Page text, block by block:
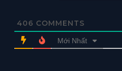
406 COMMENTS
Mới Nhất